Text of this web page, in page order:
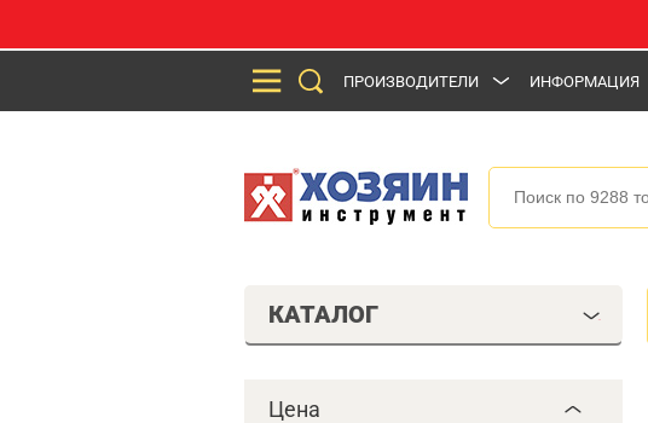
ПРОИЗВОДИТЕЛИ ИНФОРМАЦИЯ
КАТАЛОГ
Цена